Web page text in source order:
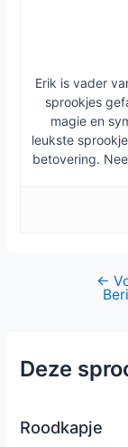
Erik is vader
sprookjes
magie en
leukste
betovering.
←
Deze
Roodkapje